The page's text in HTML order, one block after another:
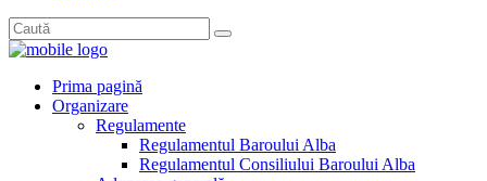
Prima pagină
Organizare
Regulamente
Regulamentul Baroului Alba
Regulamentul Consiliului Baroului Alba